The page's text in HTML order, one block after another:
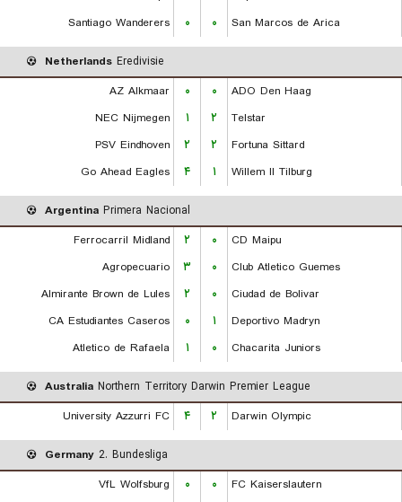
Santiago Wanderers
۰ ۰ San Marcos de Arica
Netherlands Eredivisie
AZ Alkmaar
۰ ۰
ADO Den Haag
NEC Nijmegen
۱ ۲
Telstar
PSV Eindhoven
۲ ۲
Fortuna Sittard
Go Ahead Eagles
۴ ۱ Willem II Tilburg
Argentina Primera Nacional
Ferrocarril Midland
۲ ۰
CD Maipu
Agropecuario
۳ ۰
Club Atletico Guemes
Almirante Brown de Lules
۲ ۰
Ciudad de Bolivar
CA Estudiantes Caseros
۰ ۱
Deportivo Madryn
Atletico de Rafaela
۱ ۰ Chacarita Juniors
Australia Northern Territory Darwin Premier League
University Azzurri FC
۴ ۲ Darwin Olympic
Germany 2. Bundesliga
VfL Wolfsburg
۰ ۰
FC Kaiserslautern